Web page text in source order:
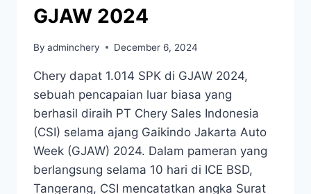
GJAW 2024
By adminchery December 6, 2024
Chery dapat 1.014 SPK di GJAW 2024,
sebuah pencapaian luar biasa yang
berhasil diraih PT Chery Sales Indonesia
(CSI) selama ajang Gaikindo Jakarta Auto
Week (GJAW) 2024. Dalam pameran yang
berlangsung selama 10 hari di ICE BSD,
Tangerang, CSI mencatatkan angka Surat